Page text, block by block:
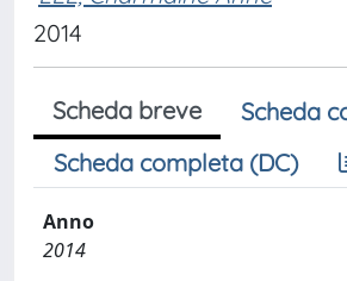
2014
Scheda breve
Scheda
Scheda completa (DC)
Anno
2014